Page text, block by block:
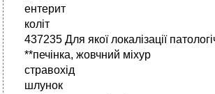
ентерит
коліт
437235 Для якої локалізації
**печінка, жовчний міхур
стравохід
шлунок